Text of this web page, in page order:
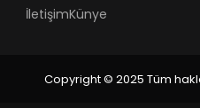
İletişimKünye
Copyright © 2025 Tüm